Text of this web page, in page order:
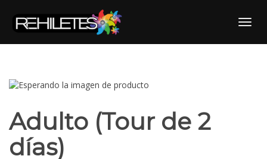
content
Adulto (Tour de 2
días)